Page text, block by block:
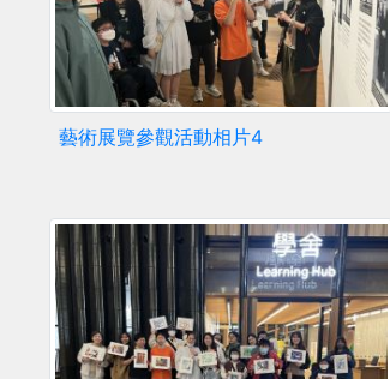
藝術展覽參觀活動相片4